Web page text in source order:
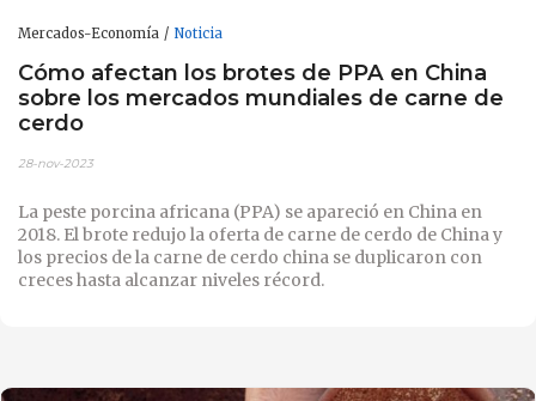
Mercados-Economía Noticia
Cómo afectan los brotes de PPA en China
sobre los mercados mundiales de carne de
cerdo
28-nov-2023
La peste porcina africana (PPA) se apareció en China en
2018. El brote redujo la oferta de carne de cerdo de China y
los precios de la carne de cerdo china se duplicaron con
creces hasta alcanzar niveles récord.